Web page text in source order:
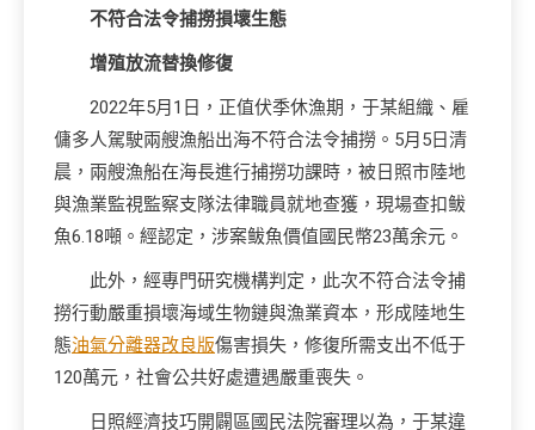
不符合法令捕撈損壞生態
增殖放流替換修復
2022年5月1日，正值伏季休漁期，于某組織、雇
傭多人駕駛兩艘漁船出海不符合法令捕撈。5月5日清
晨，兩艘漁船在海長進行捕撈功課時，被日照市陸地
與漁業監視監察支隊法律職員就地查獲，現場查扣鲅
魚6.18噸。經認定，涉案鲅魚價值國民幣23萬余元。
此外，經專門研究機構判定，此次不符合法令捕
撈行動嚴重損壞海域生物鏈與漁業資本，形成陸地生
態油氣分離器改良版傷害損失，修復所需支出不低于
120萬元，社會公共好處遭遇嚴重喪失。
日照經濟技巧開闢區國民法院審理以為，于某違